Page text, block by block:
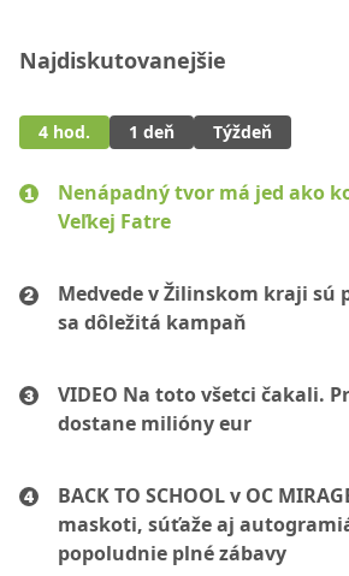
Najdiskutovanejšie
4 hod. 1 deň Týždeň
Nenápadný tvor má jed ako
Veľkej Fatre
Medvede v Žilinskom kraji sú
sa dôležitá kampaň
VIDEO Na toto všetci čakali.
dostane milióny eur
BACK TO SCHOOL v OC
maskoti, súťaže aj
popoludnie plné zábavy